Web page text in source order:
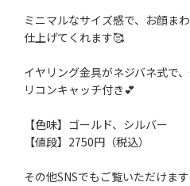
ミニマルなサイズ感で、お顔ま
仕上げてくれます🥰
イヤリング金具がネジバネ式で
リコンキャッチ付き💕
【色味】ゴールド、シルバー
【値段】2750円（税込）
その他SNSでもご覧いただけます